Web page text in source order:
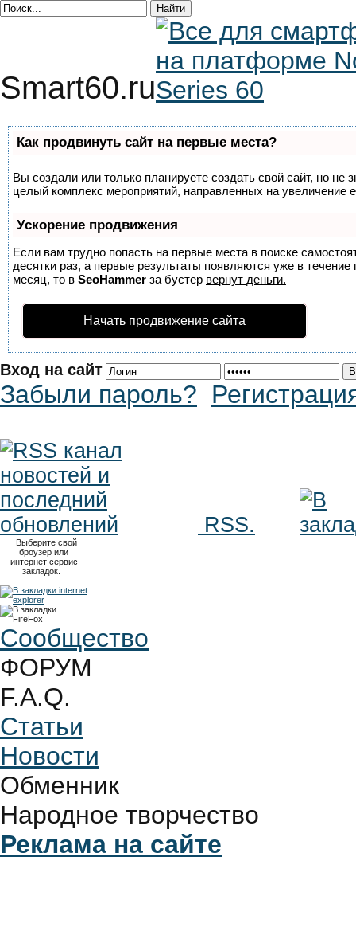
Smart60.ru
Как продвинуть сайт на первые места?
Вы создали или только планируете создать свой сайт, но не
целый комплекс мероприятий, направленных на увеличение
Ускорение продвижения
Если вам трудно попасть на первые места в поиске
десятки раз, а первые результаты появляются уже в
месяц, то в SeoHammer за бустер вернут деньги.
Начать продвижение сайта
Вход на сайт
Забыли пароль?
RSS.
Выберите свой
броузер или
интернет сервис
закладок.
Сообщество
ФОРУМ
F.A.Q.
Статьи
Новости
Обменник
Народное творчество
Реклама на сайте